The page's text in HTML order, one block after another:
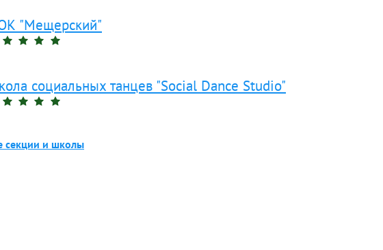
"Мещерский"
социальных танцев "Social Dance Studio"
секции и школы